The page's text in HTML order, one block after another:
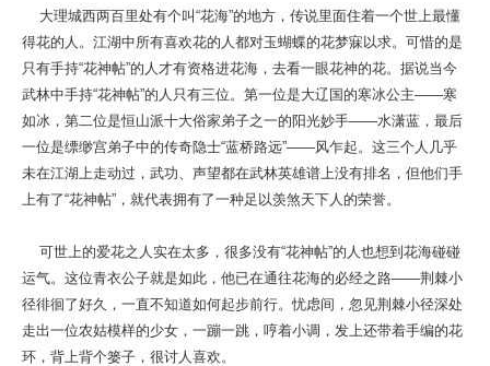
大理城西两百里处有个叫“花海”的地方，传说里面住着一个世上最懂
得花的人。江湖中所有喜欢花的人都对玉蝴蝶的花梦寐以求。可惜的是
只有手持“花神帖”的人才有资格进花海，去看一眼花神的花。据说当今
武林中手持“花神帖”的人只有三位。第一位是大辽国的寒冰公主――寒
如冰，第二位是恒山派十大俗家弟子之一的阳光妙手――水潇蓝，最后
一位是缥缈宫弟子中的传奇隐士“蓝桥路远”——风乍起。这三个人几乎
未在江湖上走动过，武功、声望都在武林英雄谱上没有排名，但他们手
上有了“花神帖”，就代表拥有了一种足以羡煞天下人的荣誉。
可世上的爱花之人实在太多，很多没有“花神帖”的人也想到花海碰碰
运气。这位青衣公子就是如此，他已在通往花海的必经之路——荆棘小
径徘徊了好久，一直不知道如何起步前行。忧虑间，忽见荆棘小径深处
走出一位农姑模样的少女，一蹦一跳，哼着小调，发上还带着手编的花
环，背上背个篓子，很讨人喜欢。